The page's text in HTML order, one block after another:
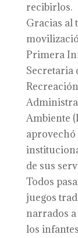
recibirlos.
Gracias al
Primera
Secretaria
Ambiente
aprovechó
de sus
Todos
juegos
narrados
los